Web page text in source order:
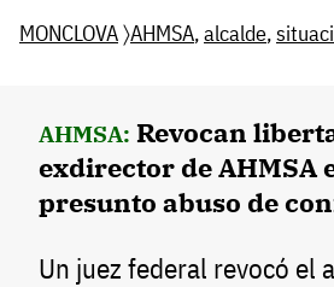
MONCLOVA〉AHMSA,alcalde,
AHMSA: Revocan
exdirector de AHMSA
presunto abuso de
Un juez federal revocó el